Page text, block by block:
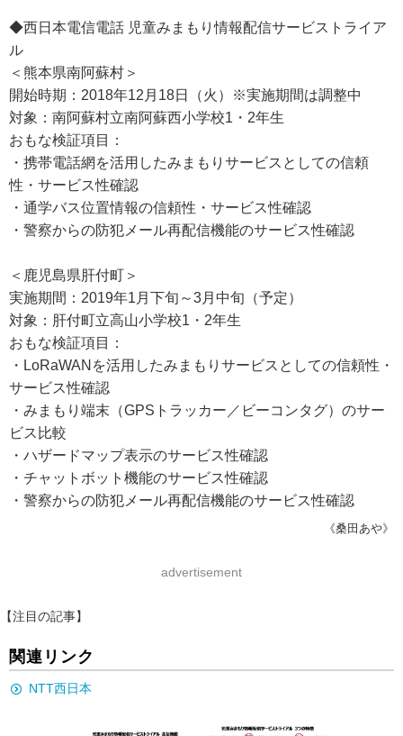
◆西日本電信電話 児童みまもり情報配信サービストライア
ル
＜熊本県南阿蘇村＞
開始時期：2018年12月18日（火）※実施期間は調整中
対象：南阿蘇村立南阿蘇西小学校1・2年生
おもな検証項目：
・携帯電話網を活用したみまもりサービスとしての信頼
性・サービス性確認
・通学バス位置情報の信頼性・サービス性確認
・警察からの防犯メール再配信機能のサービス性確認
＜鹿児島県肝付町＞
実施期間：2019年1月下旬～3月中旬（予定）
対象：肝付町立高山小学校1・2年生
おもな検証項目：
・LoRaWANを活用したみまもりサービスとしての信頼性・
サービス性確認
・みまもり端末（GPSトラッカー／ビーコンタグ）のサー
ビス比較
・ハザードマップ表示のサービス性確認
・チャットボット機能のサービス性確認
・警察からの防犯メール再配信機能のサービス性確認
《桑田あや》
advertisement
【注目の記事】
関連リンク
NTT西日本